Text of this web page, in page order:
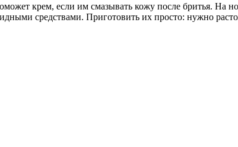
крем, если им смазывать кожу после бритья. На
средствами. Приготовить их просто: нужно